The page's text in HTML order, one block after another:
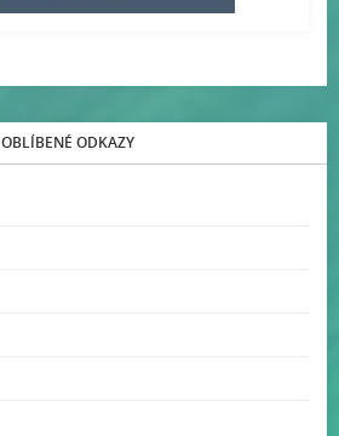
OBLÍBENÉ ODKAZY